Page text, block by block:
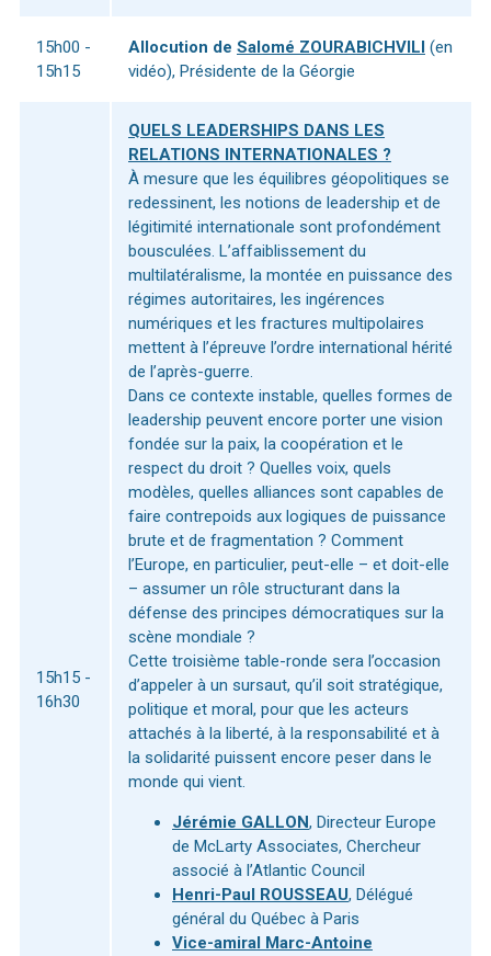
15h00 -
15h15
Allocution de Salomé ZOURABICHVILI (en
vidéo), Présidente de la Géorgie
15h15 -
16h30
QUELS LEADERSHIPS DANS LES
RELATIONS INTERNATIONALES ?
À mesure que les équilibres géopolitiques se
redessinent, les notions de leadership et de
légitimité internationale sont profondément
bousculées. L’affaiblissement du
multilatéralisme, la montée en puissance des
régimes autoritaires, les ingérences
numériques et les fractures multipolaires
mettent à l’épreuve l’ordre international hérité
de l’après-guerre.
Dans ce contexte instable, quelles formes de
leadership peuvent encore porter une vision
fondée sur la paix, la coopération et le
respect du droit ? Quelles voix, quels
modèles, quelles alliances sont capables de
faire contrepoids aux logiques de puissance
brute et de fragmentation ? Comment
l’Europe, en particulier, peut-elle – et doit-elle
– assumer un rôle structurant dans la
défense des principes démocratiques sur la
scène mondiale ?
Cette troisième table-ronde sera l’occasion
d’appeler à un sursaut, qu’il soit stratégique,
politique et moral, pour que les acteurs
attachés à la liberté, à la responsabilité et à
la solidarité puissent encore peser dans le
monde qui vient.
Jérémie GALLON, Directeur Europe
de McLarty Associates, Chercheur
associé à l’Atlantic Council
Henri-Paul ROUSSEAU, Délégué
général du Québec à Paris
Vice-amiral Marc-Antoine